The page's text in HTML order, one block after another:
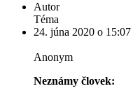
Autor
Téma
24. júna 2020 o 15:07
Anonym
Neznámy človek: